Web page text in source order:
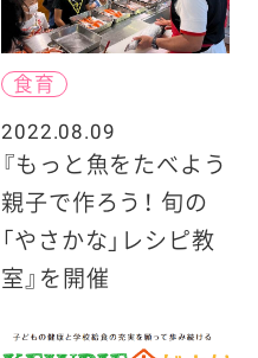
食育
2022.08.09
『もっと魚をたべよう
親子で作ろう！ 旬の
「やさかな」レシピ教
室』を開催